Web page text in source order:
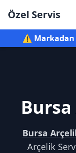
Özel Servis
⚠️ Markadan
Bursa
Arçelik